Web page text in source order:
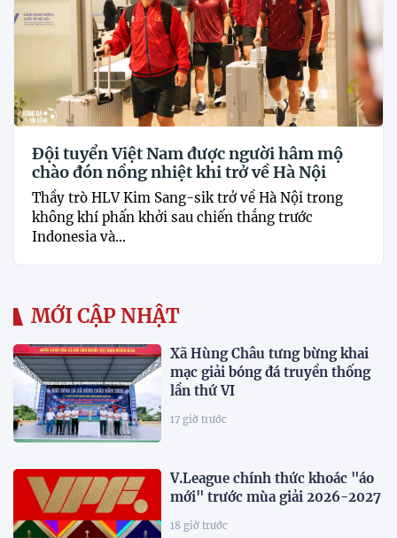
Đội tuyển Việt Nam được người hâm mộ
chào đón nồng nhiệt khi trở về Hà Nội
Thầy trò HLV Kim Sang-sik trở về Hà Nội trong
không khí phấn khởi sau chiến thắng trước
Indonesia và...
MỚI CẬP NHẬT
Xã Hùng Châu tưng bừng khai
mạc giải bóng đá truyền thống
lần thứ VI
17 giờ trước
V.League chính thức khoác "áo
mới" trước mùa giải 2026-2027
18 giờ trước